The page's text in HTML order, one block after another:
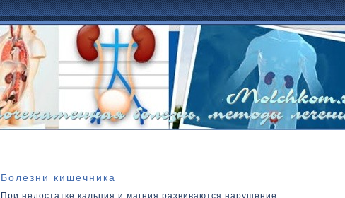
Болезни кишечника